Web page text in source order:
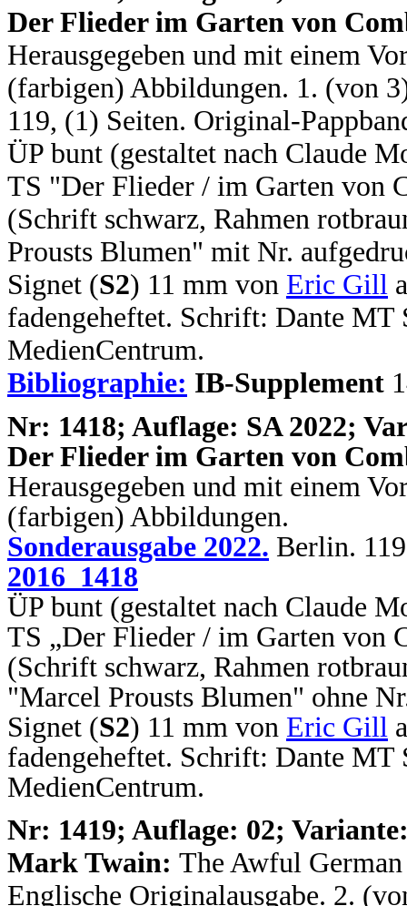
Der Flieder im Garten von
Herausgegeben und mit einem
(farbigen) Abbildungen. 1. (von
119, (1) Seiten. Original-
ÜP bunt (gestaltet nach Claude
TS "Der Flieder / im Garten von
(Schrift schwarz, Rahmen
Prousts Blumen" mit Nr.
Signet (S2) 11 mm von Eric Gill
fadengeheftet. Schrift: Dante
MedienCentrum.
Bibliographie: IB-Supplement
Nr: 1418; Auflage: SA 2022;
Der Flieder im Garten von
Herausgegeben und mit einem
(farbigen) Abbildungen.
Sonderausgabe 2022. Berlin.
2016_1418
ÜP bunt (gestaltet nach Claude
TS „Der Flieder / im Garten von
(Schrift schwarz, Rahmen
"Marcel Prousts Blumen" ohne
Signet (S2) 11 mm von Eric Gill
fadengeheftet. Schrift: Dante
MedienCentrum.
Nr: 1419; Auflage: 02;
Mark Twain: The Awful
Englische Originalausgabe. 2.